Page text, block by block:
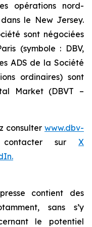
opérations nord-
le New Jersey.
sont négociées
(symbole : DBV,
ADS de la Société
ordinaires) sont
Market (DBVT –
consulter www.dbv-
sur X
contient des
sans s’y
le potentiel